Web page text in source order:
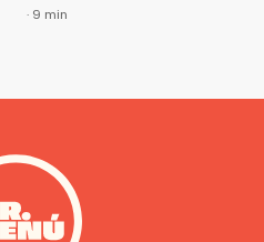
· 9 min